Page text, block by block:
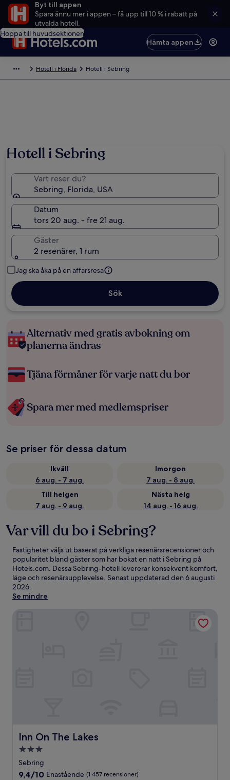
Byt till appen
Spara ännu mer i appen – få upp till 10 % i rabatt på
utvalda hotell.
Hoppa till huvudsektionen
Hämta appen
Hotell i Florida Hotell i Sebring
Hotell i Sebring
Vart reser du?
Sebring, Florida, USA
Datum
tors 20 aug. - fre 21 aug.
Gäster
2 resenärer, 1 rum
Jag ska åka på en affärsresa
Sök
Alternativ med gratis avbokning om
planerna ändras
Tjäna förmåner för varje natt du bor
Spara mer med medlemspriser
Se priser för dessa datum
Ikväll
6 aug. - 7 aug.
Imorgon
7 aug. - 8 aug.
Till helgen
7 aug. - 9 aug.
Nästa helg
14 aug. - 16 aug.
Var vill du bo i Sebring?
Fastigheter väljs ut baserat på verkliga resenärsrecensioner och
popularitet bland gäster som har bokat en natt i Sebring på
Hotels.com. Dessa Sebring-hotell levererar konsekvent komfort,
läge och resenärsupplevelse. Senast uppdaterad den6 augusti
2026.
Se mindre
Inn On The Lakes
Inn On The Lakes
3.0-
stjärnigt
boende
Sebring
9.4
9,4/10 Enastående (1 457 recensioner)